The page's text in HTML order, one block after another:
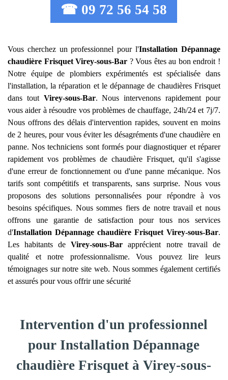
☎ 09 72 56 54 58
Vous cherchez un professionnel pour l'Installation Dépannage
chaudière Frisquet Virey-sous-Bar ? Vous êtes au bon endroit !
Notre équipe de plombiers expérimentés est spécialisée dans
l'installation, la réparation et le dépannage de chaudières Frisquet
dans tout Virey-sous-Bar. Nous intervenons rapidement pour
vous aider à résoudre vos problèmes de chauffage, 24h/24 et 7j/7.
Nous offrons des délais d'intervention rapides, souvent en moins
de 2 heures, pour vous éviter les désagréments d'une chaudière en
panne. Nos techniciens sont formés pour diagnostiquer et réparer
rapidement vos problèmes de chaudière Frisquet, qu'il s'agisse
d'une erreur de fonctionnement ou d'une panne mécanique. Nos
tarifs sont compétitifs et transparents, sans surprise. Nous vous
proposons des solutions personnalisées pour répondre à vos
besoins spécifiques. Nous sommes fiers de notre travail et nous
offrons une garantie de satisfaction pour tous nos services
d'Installation Dépannage chaudière Frisquet Virey-sous-Bar.
Les habitants deVirey-sous-Bar apprécient notre travail de
qualité et notre professionnalisme. Vous pouvez lire leurs
témoignages sur notre site web. Nous sommes également certifiés
et assurés pour vous offrir une sécurité
Intervention d'un professionnel
pour Installation Dépannage
chaudière Frisquet à Virey-sous-